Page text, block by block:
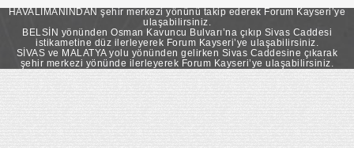
HAVALİMANINDAN şehir merkezi yönünü takip ederek Forum Kayseri’ye
ulaşabilirsiniz.
BELSİN yönünden Osman Kavuncu Bulvarı’na çıkıp Sivas Caddesi
istikametine düz ilerleyerek Forum Kayseri’ye ulaşabilirsiniz.
SİVAS ve MALATYA yolu yönünden gelirken Sivas Caddesine çıkarak
şehir merkezi yönünde ilerleyerek Forum Kayseri’ye ulaşabilirsiniz.